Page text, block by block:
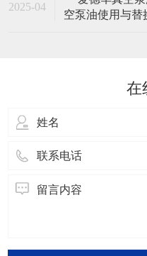
叶：用于引导气
2025-04
空泵油使用与替
容，欢迎阅读！
在